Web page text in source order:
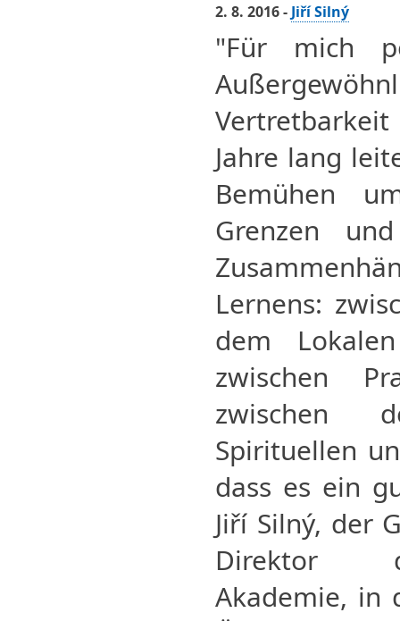
2. 8. 2016 - Jiří Silný
"Für mich
Vertretbarkeit
Jahre lang
Bemühen
Grenzen
Lernens:
dem
zwischen
zwischen
Spirituellen
dass es ein
Jiří Silný, der
Direktor
Akademie, in